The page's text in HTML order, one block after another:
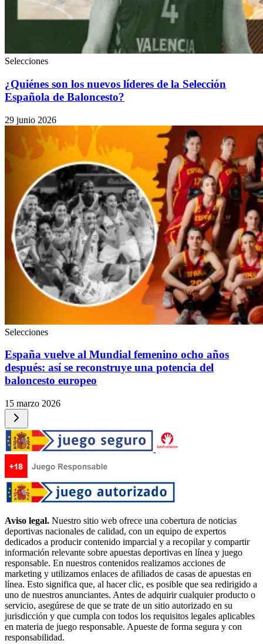
Selecciones
¿Quiénes son los nuevos líderes de la Selección
Española de Baloncesto?
29 junio 2026
Selecciones
España vuelve al Mundial femenino ocho años
después: así se reconstruye una potencia del
baloncesto europeo
15 marzo 2026
Aviso legal. Nuestro sitio web ofrece una cobertura de noticias
deportivas nacionales de calidad, con un equipo de expertos
dedicados a producir contenido imparcial y a recopilar y compartir
información relevante sobre apuestas deportivas en línea y juego
responsable. En nuestros contenidos realizamos acciones de
marketing y utilizamos enlaces de afiliados de casas de apuestas en
línea. Esto significa que, al hacer clic, es posible que sea redirigido a
uno de nuestros anunciantes. Antes de adquirir cualquier producto o
servicio, asegúrese de que se trate de un sitio autorizado en su
jurisdicción y que cumpla con todos los requisitos legales aplicables
en materia de juego responsable. Apueste de forma segura y con
responsabilidad.